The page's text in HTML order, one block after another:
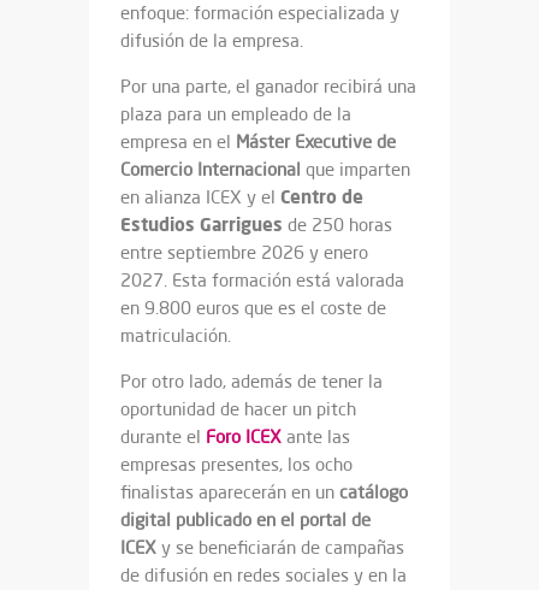
enfoque: formación especializada y
difusión de la empresa.
Por una parte, el ganador recibirá una
plaza para un empleado de la
empresa en el Máster Executive de
Comercio Internacional que imparten
en alianza ICEX y el Centro de
Estudios Garrigues de 250 horas
entre septiembre 2026 y enero
2027. Esta formación está valorada
en 9.800 euros que es el coste de
matriculación.
Por otro lado, además de tener la
oportunidad de hacer un pitch
durante el Foro ICEX ante las
empresas presentes, los ocho
finalistas aparecerán en un catálogo
digital publicado en el portal de
ICEX y se beneficiarán de campañas
de difusión en redes sociales y en la